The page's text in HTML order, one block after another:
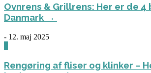
Ovnrens & Grillrens: Her er de 4
Danmark →
- 12. maj 2025
Rengøring af fliser og klinker –